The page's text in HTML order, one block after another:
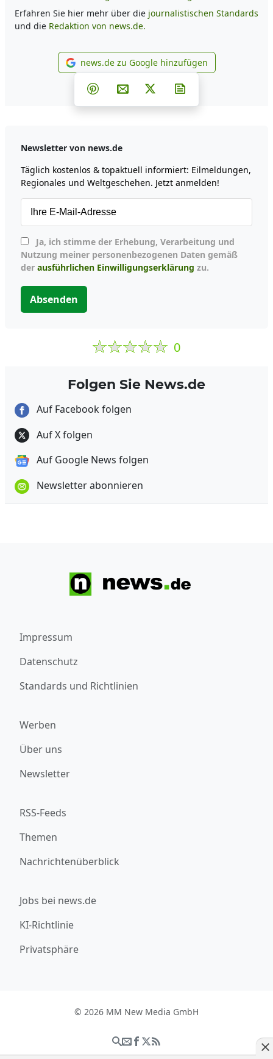
Erfahren Sie hier mehr über die journalistischen Standards
und die Redaktion von news.de.
news.de zu Google
news.de zu Google hinzufügen
Teilen auf Facebook
Teilen auf Whatsapp
Teilen auf Telegram
Teilen auf Pinterest
Per E-Mail teilen
Post auf X
Newsletter von news.de
Täglich kostenlos & topaktuell informiert: Eilmeldungen,
Regionales und Weltgeschehen. Jetzt anmelden!
Nutzung meiner personenbezogenen Daten gemäß
der ausführlichen Einwilligungserklärung zu.
Absenden
0
Folgen Sie News.de
Auf Facebook folgen
Auf X folgen
Auf Google News folgen
Newsletter abonnieren
Impressum
Datenschutz
Standards und Richtlinien
Werben
Über uns
Newsletter
RSS-Feeds
Themen
Nachrichtenüberblick
Jobs bei news.de
KI-Richtlinie
Privatsphäre
© 2026 MM New Media GmbH